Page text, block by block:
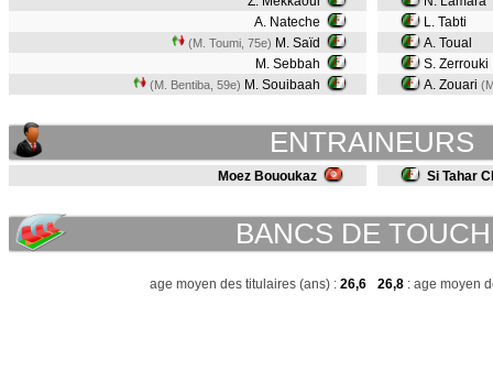
A. Nateche
(M. Toumi, 75e) M. Saïd
M. Sebbah
(M. Bentiba, 59e) M. Souibaah
L. Tabti
A. Toual
S. Zerrouki
A. Zouari
ENTRAINEURS
Moez Bououkaz Si Tahar
BANCS DE
age moyen des titulaires (ans) : 26,6 26,8 : age moyen